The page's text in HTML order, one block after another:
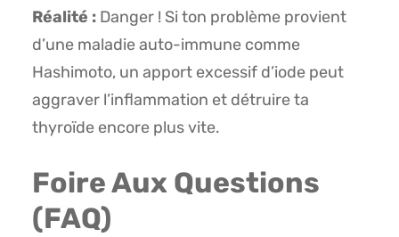
Réalité : Danger ! Si ton problème provient
d’une maladie auto-immune comme
Hashimoto, un apport excessif d’iode peut
aggraver l’inflammation et détruire ta
thyroïde encore plus vite.
Foire Aux Questions
(FAQ)